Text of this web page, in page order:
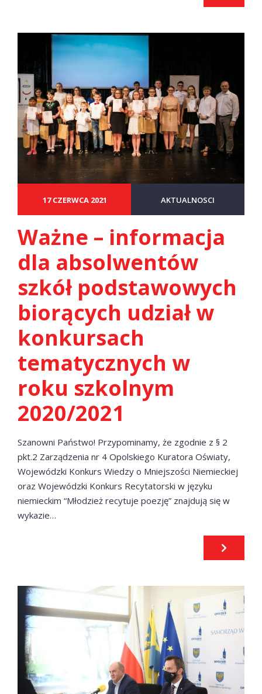
17 CZERWCA 2021 AKTUALNOSCI
Ważne – informacja
dla absolwentów
szkół podstawowych
biorących udział w
konkursach
tematycznych w
roku szkolnym
2020/2021
Szanowni Państwo! Przypominamy, że zgodnie z § 2
pkt.2 Zarządzenia nr 4 Opolskiego Kuratora Oświaty,
Wojewódzki Konkurs Wiedzy o Mniejszości Niemieckiej
oraz Wojewódzki Konkurs Recytatorski w języku
niemieckim “Młodzież recytuje poezję” znajdują się w
wykazie…